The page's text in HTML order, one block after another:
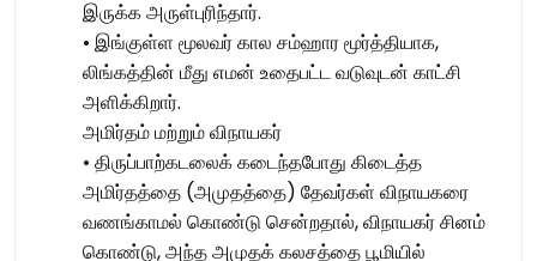
இருக்க அருள்புரிந்தார்.
• இங்குள்ள மூலவர் கால சம்ஹார மூர்த்தியாக,
லிங்கத்தின் மீது எமன் உதைபட்ட வடுவுடன் காட்சி
அளிக்கிறார்.
அமிர்தம் மற்றும் விநாயகர்
• திருப்பாற்கடலைக் கடைந்தபோது கிடைத்த
அமிர்தத்தை (அமுதத்தை) தேவர்கள் விநாயகரை
வணங்காமல் கொண்டு சென்றதால், விநாயகர் சினம்
கொண்டு, அந்த அமுதக் கலசத்தை பூமியில்